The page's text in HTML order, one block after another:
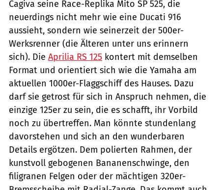
Cagiva seine Race-Replika Mito SP 525, die
neuerdings nicht mehr wie eine Ducati 916
aussieht, sondern wie seinerzeit der 500er-
Werksrenner (die Älteren unter uns erinnern
sich). Die Aprilia RS 125 kontert mit demselben
Format und orientiert sich wie die Yamaha am
aktuellen 1000er-Flaggschiff des Hauses. Dazu
darf sie getrost für sich in Anspruch nehmen, die
einzige 125er zu sein, die es schafft, ihr Vorbild
noch zu übertreffen. Man könnte stundenlang
davorstehen und sich an den wunderbaren
Details ergötzen. Dem polierten Rahmen, der
kunstvoll gebogenen Bananenschwinge, den
filigranen Felgen oder der mächtigen 320er-